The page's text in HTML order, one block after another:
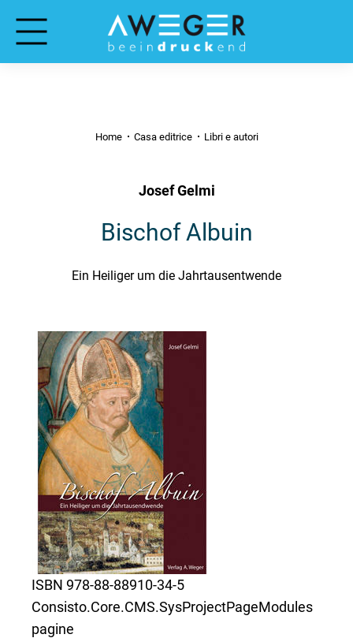
Home Casa editrice Libri e autori
Josef Gelmi
Bischof Albuin
Ein Heiliger um die Jahrtausentwende
ISBN 978-88-88910-34-5
Consisto.Core.CMS.SysProjectPageModules
pagine